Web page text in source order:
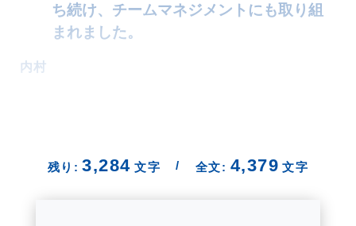
ち続け、チームマネジメントにも取り組
まれました。
内村
残り: 3,284 文字 / 全文: 4,379 文字